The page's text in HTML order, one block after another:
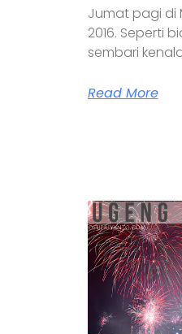
Jumat pagi di
2016. Seperti
sembari
Read More